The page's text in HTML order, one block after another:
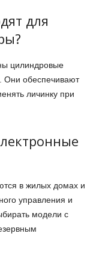
для
цилиндровые
Они обеспечивают
личинку при
в жилых домах и
управления и
модели с